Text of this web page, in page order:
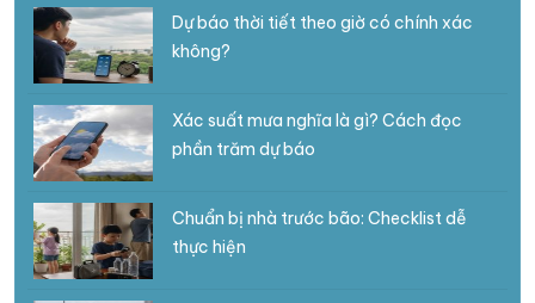
Dự báo thời tiết theo giờ có chính xác
không?
Xác suất mưa nghĩa là gì? Cách đọc
phần trăm dự báo
Chuẩn bị nhà trước bão: Checklist dễ
thực hiện